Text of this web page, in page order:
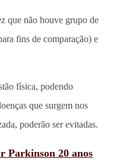
que não houve grupo de
fins de comparação) e
física, podendo
que surgem nos
poderão ser evitadas.
Parkinson 20 anos